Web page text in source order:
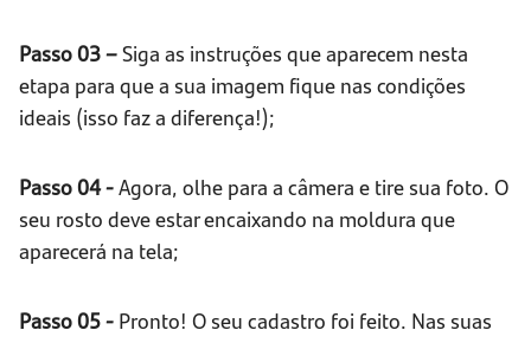
Passo 03 –Siga as instruções que aparecem nesta
etapa para que a sua imagem fique nas condições
ideais (isso faz a diferença!);
Passo 04 -Agora, olhe para a câmera e tire sua foto. O
seu rosto deve estar encaixando na moldura que
aparecerá na tela;
Passo 05 - Pronto! O seu cadastro foi feito. Nas suas